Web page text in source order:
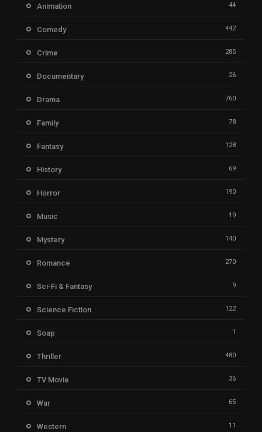
Animation 44
Comedy 442
Crime 285
Documentary 26
Drama 760
Family 78
Fantasy 128
History 69
Horror 190
Music 19
Mystery 140
Romance 270
Sci-Fi & Fantasy 9
Science Fiction 122
Soap 1
Thriller 480
TV Movie 36
War 65
Western 11